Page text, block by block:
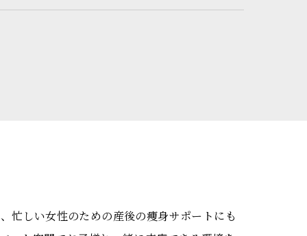
忙しい女性のための産後の痩身サポートにも